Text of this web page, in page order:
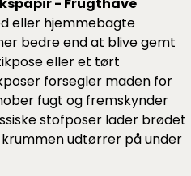
- Frugthave
eller hjemmebagte
bedre end at blive gemt
eller et tørt
forsegler maden for
fugt og fremskynder
stofposer lader brødet
udtørrer på under